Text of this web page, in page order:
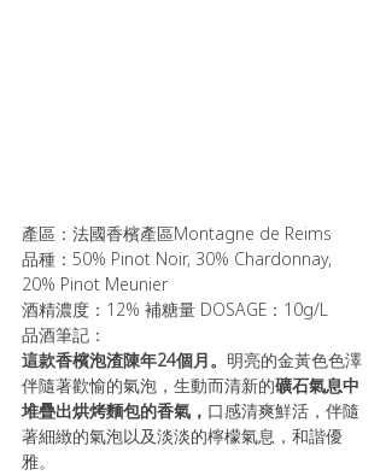
產區：法國香檳產區Montagne de Reims
品種：50% Pinot Noir, 30% Chardonnay,
20% Pinot Meunier
酒精濃度：12% 補糖量 DOSAGE：10g/L
品酒筆記：
這款香檳泡渣陳年24個月。 明亮的金黃色色澤
伴隨著歡愉的氣泡，生動而清新的礦石氣息中
堆疊出烘烤麵包的香氣， 口感清爽鮮活，伴隨
著細緻的氣泡以及淡淡的檸檬氣息，和諧優
雅。